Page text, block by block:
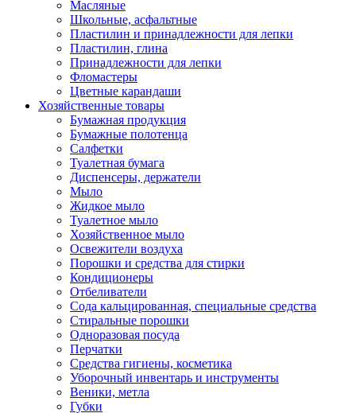
Масляные
Школьные, асфальтные
Пластилин и принадлежности для лепки
Пластилин, глина
Принадлежности для лепки
Фломастеры
Цветные карандаши
Хозяйственные товары
Бумажная продукция
Бумажные полотенца
Салфетки
Туалетная бумага
Диспенсеры, держатели
Мыло
Жидкое мыло
Туалетное мыло
Хозяйственное мыло
Освежители воздуха
Порошки и средства для стирки
Кондиционеры
Отбеливатели
Сода кальцированная, специальные средства
Стиральные порошки
Одноразовая посуда
Перчатки
Средства гигиены, косметика
Уборочный инвентарь и инструменты
Веники, метла
Губки